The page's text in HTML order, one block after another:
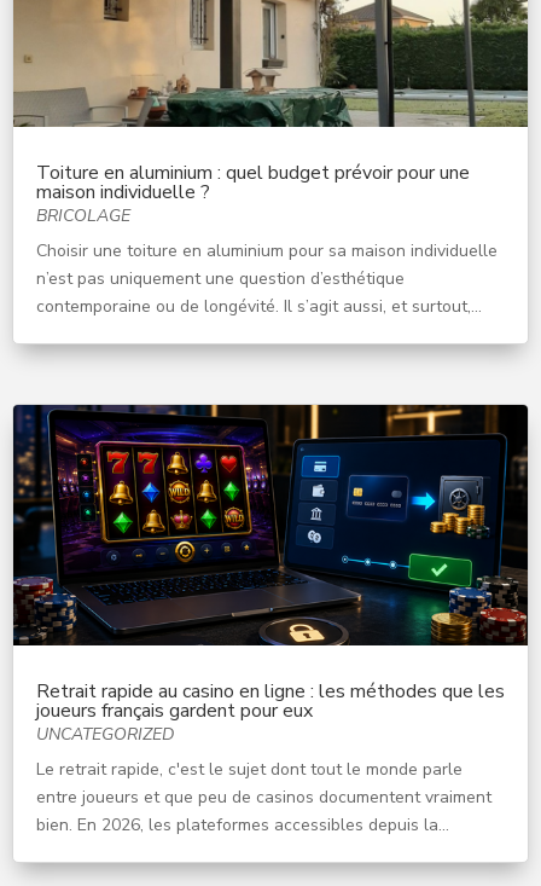
Toiture en aluminium : quel budget prévoir pour une
maison individuelle ?
BRICOLAGE
Choisir une toiture en aluminium pour sa maison individuelle
n’est pas uniquement une question d’esthétique
contemporaine ou de longévité. Il s’agit aussi, et surtout,...
Retrait rapide au casino en ligne : les méthodes que les
joueurs français gardent pour eux
UNCATEGORIZED
Le retrait rapide, c'est le sujet dont tout le monde parle
entre joueurs et que peu de casinos documentent vraiment
bien. En 2026, les plateformes accessibles depuis la...